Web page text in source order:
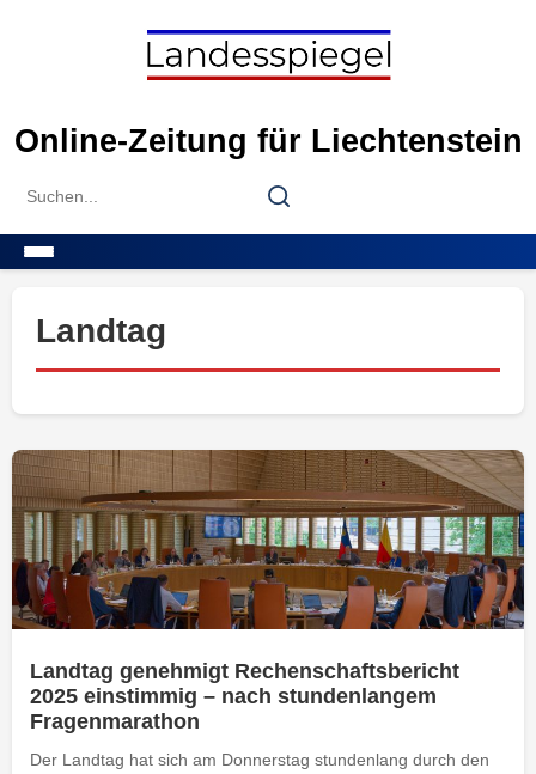
Online-Zeitung für Liechtenstein
Search
Search
Landtag
Landtag genehmigt Rechenschaftsbericht
2025 einstimmig – nach stundenlangem
Fragenmarathon
Der Landtag hat sich am Donnerstag stundenlang durch den